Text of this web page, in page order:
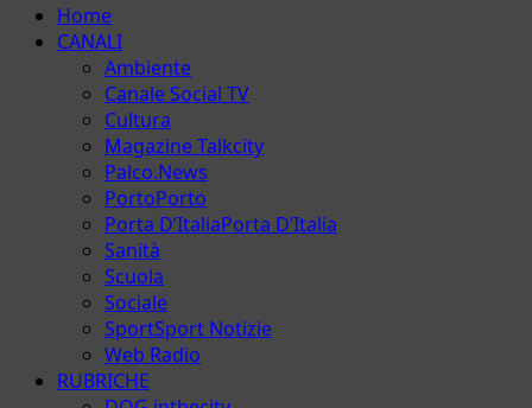
Menu
principale
Home
CANALI
Ambiente
Canale Social TV
Cultura
Magazine Talkcity
Palco.News
PortoPorto
Porta D’ItaliaPorta D’Italia
Sanità
Scuola
Sociale
SportSport Notizie
Web Radio
RUBRICHE